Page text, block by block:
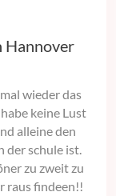
Hannover
wieder das
keine Lust
alleine den
der schule ist.
zu zweit zu
raus findeen!!